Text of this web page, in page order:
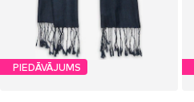
PIEDĀVĀJUMS